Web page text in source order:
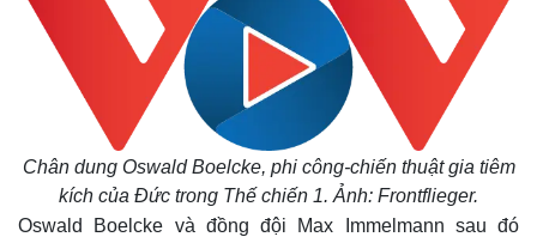
Chân dung Oswald Boelcke, phi công-chiến thuật gia tiêm
kích của Đức trong Thế chiến 1. Ảnh: Frontflieger.
Oswald Boelcke và đồng đội Max Immelmann sau đó